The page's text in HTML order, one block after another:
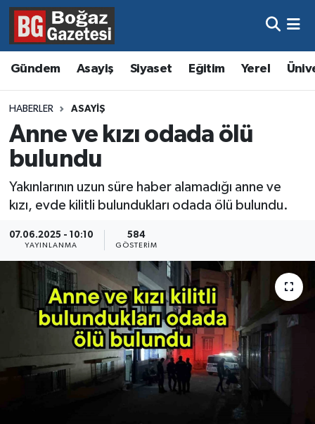
Gündem Asayiş Siyaset Eğitim Yerel
HABERLER ASAYIŞ
Anne ve kızı odada ölü
bulundu
Yakınlarının uzun süre haber alamadığı anne ve
kızı, evde kilitli bulundukları odada ölü bulundu.
07.06.2025 - 10:10
YAYINLANMA
584
GÖSTERIM
Asayiş
Eğitim
Gündem
Magazin
Resmi İlanlar
Sağlık
Hava Durumu
Trafik Durumu
Süper Lig Puan Durumu ve Fikstür
Tüm Manşetler
Haber Arşivi